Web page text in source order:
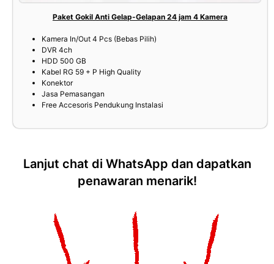
Paket Gokil Anti Gelap-Gelapan 24 jam 4 Kamera
Kamera In/Out 4 Pcs (Bebas Pilih)
DVR 4ch
HDD 500 GB
Kabel RG 59 + P High Quality
Konektor
Jasa Pemasangan
Free Accesoris Pendukung Instalasi
Lanjut chat di WhatsApp dan dapatkan
penawaran menarik!